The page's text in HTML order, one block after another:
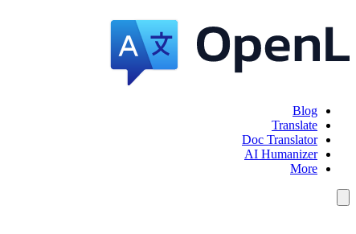
Blog
Translate
Doc Translator
AI Humanizer
More